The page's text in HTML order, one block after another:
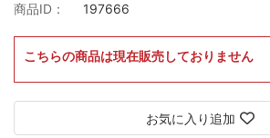
商品ID： 197666
こちらの商品は現在販売しておりません
お気に入り追加